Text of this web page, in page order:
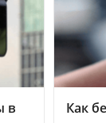
в
Как